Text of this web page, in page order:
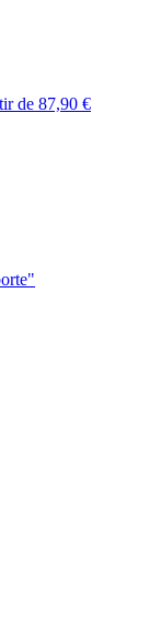
de 87,90 €